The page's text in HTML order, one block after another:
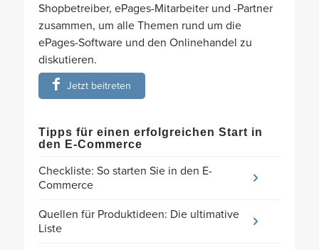
Shopbetreiber, ePages-Mitarbeiter und -Partner
zusammen, um alle Themen rund um die
ePages-Software und den Onlinehandel zu
diskutieren.
Jetzt beitreten
Tipps für einen erfolgreichen Start in
den E-Commerce
Checkliste: So starten Sie in den E-
Commerce
Quellen für Produktideen: Die ultimative
Liste